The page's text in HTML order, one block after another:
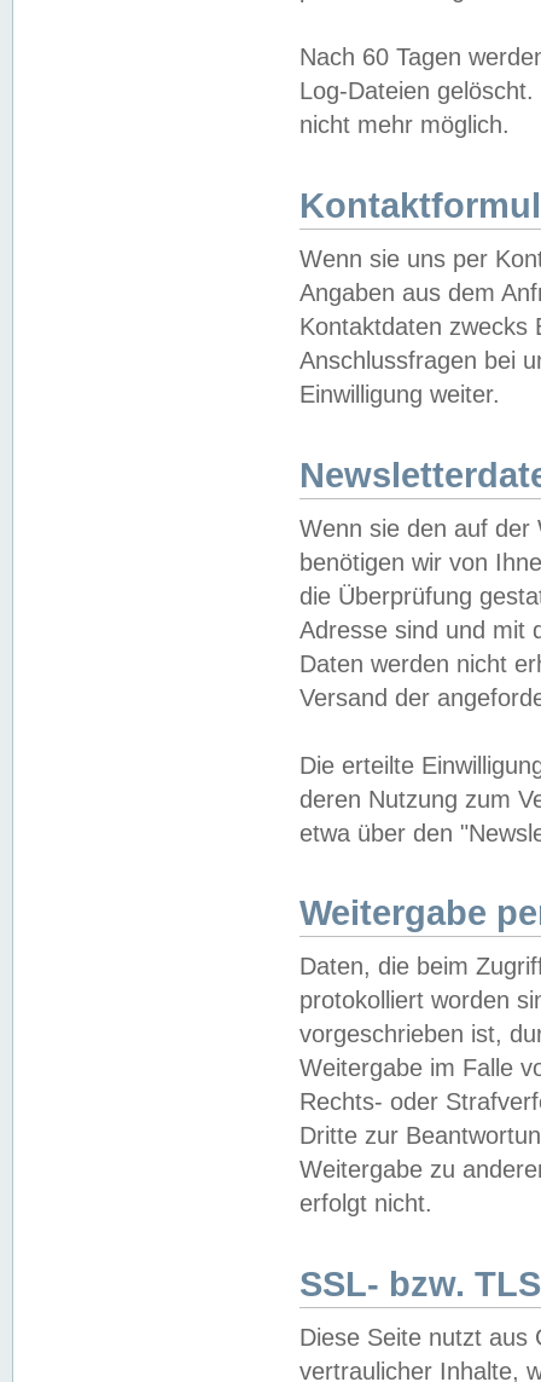
Nach 60 Tagen
Log-Dateien
nicht mehr möglich.
Wenn sie uns per
Angaben aus dem
Kontaktdaten zwecks
Anschlussfragen bei
Einwilligung weiter.
Wenn sie den auf der
benötigen wir von
die Überprüfung
Adresse sind und mit
Daten werden nicht
Versand der
Die erteilte
deren Nutzung zum
etwa über den
Weitergabe
Daten, die beim
protokolliert worden
vorgeschrieben ist,
Weitergabe im Falle
Rechts- oder
Dritte zur
Weitergabe zu
erfolgt nicht.
SSL- bzw.
Diese Seite nutzt aus
vertraulicher Inhalte,